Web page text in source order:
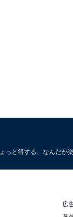
と得する、なんだか
広